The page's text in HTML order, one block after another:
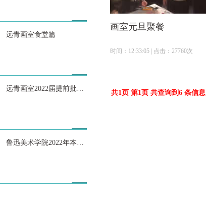
远青画室食堂篇
远青画室2022届提前批录取公示（持续更新中……）
鲁迅美术学院2022年本科招生录取文化课控制分数线
画室元旦聚餐
时间：12:33:05 | 点击：27760次
共1页 第1页 共查询到6 条信息